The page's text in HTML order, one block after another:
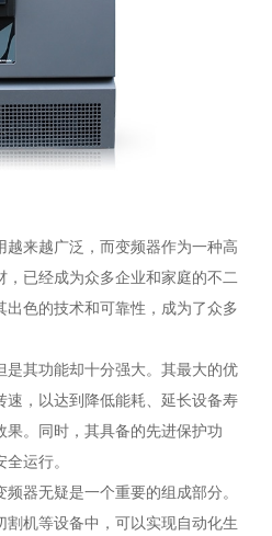
来越广泛，而变频器作为一种高
已经成为众多企业和家庭的不二
色的技术和可靠性，成为了众多
其功能却十分强大。其最大的优
速，以达到降低能耗、延长设备寿
。同时，其具备的先进保护功
运行。
器无疑是一个重要的组成部分。
割机等设备中，可以实现自动化生